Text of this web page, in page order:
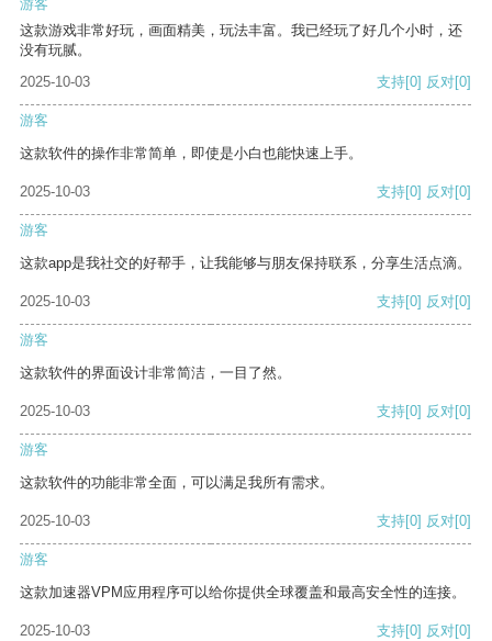
游客
这款游戏非常好玩，画面精美，玩法丰富。我已经玩了好几个小时，还
没有玩腻。
2025-10-03
支持[0] 反对[0]
游客
这款软件的操作非常简单，即使是小白也能快速上手。
2025-10-03 支持[0] 反对[0]
游客
这款app是我社交的好帮手，让我能够与朋友保持联系，分享生活点滴。
2025-10-03 支持[0] 反对[0]
游客
这款软件的界面设计非常简洁，一目了然。
2025-10-03 支持[0] 反对[0]
游客
这款软件的功能非常全面，可以满足我所有需求。
2025-10-03 支持[0] 反对[0]
游客
这款加速器VPM应用程序可以给你提供全球覆盖和最高安全性的连接。
2025-10-03 支持[0] 反对[0]